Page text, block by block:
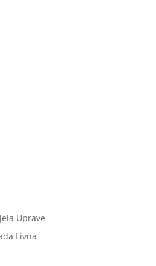
Uprave
Livna